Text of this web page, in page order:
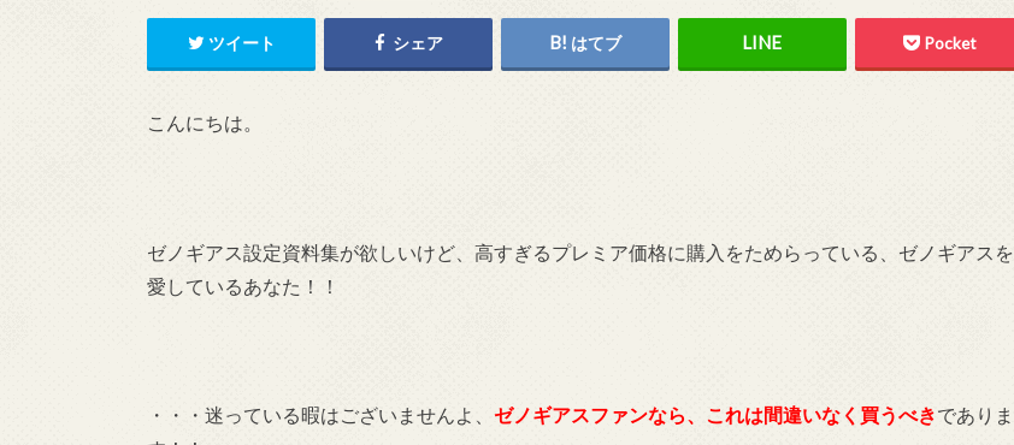
ツイート シェア はてブ Pocket
こんにちは。
ゼノギアス設定資料集が欲しいけど、高すぎるプレミア価格に購入をためらっている、ゼノギアスを
愛しているあなた！！
・・・迷っている暇はございませんよ、 ゼノギアスファンなら、これは間違いなく買うべきでありま